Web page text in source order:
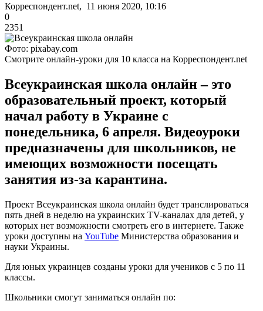
Корреспондент.net, 11 июня 2020, 10:16
0
2351
Фото: pixabay.com
Смотрите онлайн-уроки для 10 класса на Корреспондент.net
Всеукраинская школа онлайн – это
образовательный проект, который
начал работу в Украине с
понедельника, 6 апреля. Видеоуроки
предназначены для школьников, не
имеющих возможности посещать
занятия из-за карантина.
Проект Всеукраинская школа онлайн будет транслироваться
пять дней в неделю на украинских TV-каналах для детей, у
которых нет возможности смотреть его в интернете. Также
уроки доступны на YouTube Министерства образования и
науки Украины.
Для юных украинцев созданы уроки для учеников с 5 по 11
классы.
Школьники смогут заниматься онлайн по: